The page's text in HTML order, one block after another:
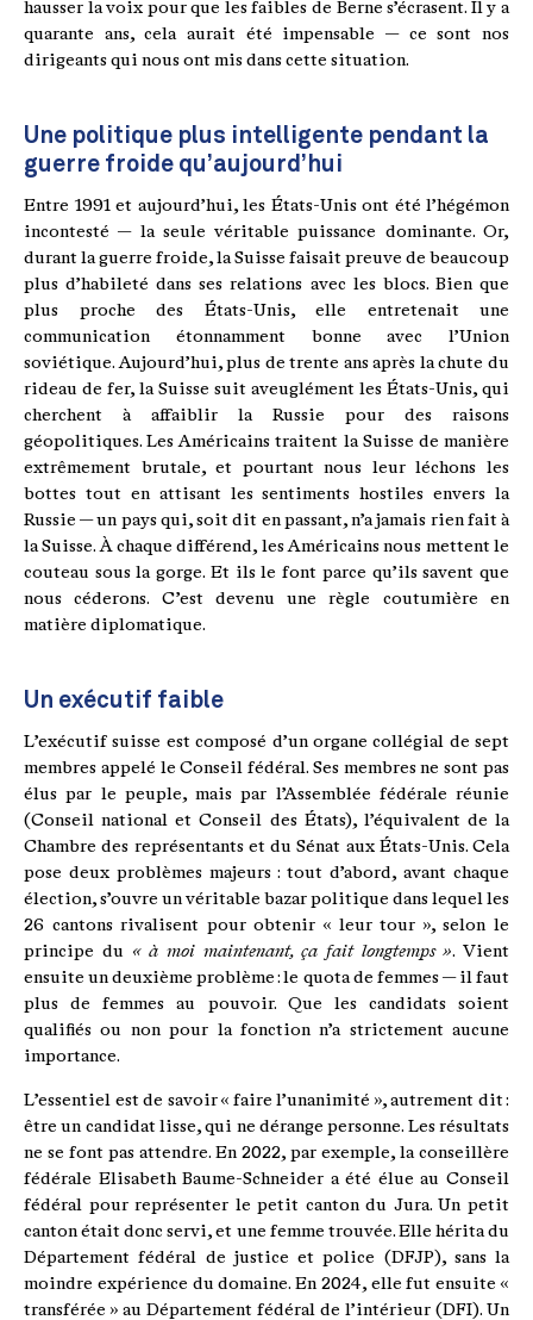
hausser la voix pour que les faibles de Berne s’écrasent. Il y a
quarante ans, cela aurait été impensable — ce sont nos
dirigeants qui nous ont mis dans cette situation.
Une politique plus intelligente pendant la
guerre froide qu’aujourd’hui
Entre 1991 et aujourd’hui, les États-Unis ont été l’hégémon
incontesté — la seule véritable puissance dominante. Or,
durant la guerre froide, la Suisse faisait preuve de beaucoup
plus d’habileté dans ses relations avec les blocs. Bien que
plus proche des États-Unis, elle entretenait une
communication étonnamment bonne avec l’Union
soviétique. Aujourd’hui, plus de trente ans après la chute du
rideau de fer, la Suisse suit aveuglément les États-Unis, qui
cherchent à affaiblir la Russie pour des raisons
géopolitiques. Les Américains traitent la Suisse de manière
extrêmement brutale, et pourtant nous leur léchons les
bottes tout en attisant les sentiments hostiles envers la
Russie — un pays qui, soit dit en passant, n’a jamais rien fait à
la Suisse. À chaque différend, les Américains nous mettent le
couteau sous la gorge. Et ils le font parce qu’ils savent que
nous céderons. C’est devenu une règle coutumière en
matière diplomatique.
Un exécutif faible
L’exécutif suisse est composé d’un organe collégial de sept
membres appelé le Conseil fédéral. Ses membres ne sont pas
élus par le peuple, mais par l’Assemblée fédérale réunie
(Conseil national et Conseil des États), l’équivalent de la
Chambre des représentants et du Sénat aux États-Unis. Cela
pose deux problèmes majeurs : tout d’abord, avant chaque
élection, s’ouvre un véritable bazar politique dans lequel les
26 cantons rivalisent pour obtenir « leur tour », selon le
principe du « à moi maintenant, ça fait longtemps ». Vient
ensuite un deuxième problème : le quota de femmes — il faut
plus de femmes au pouvoir. Que les candidats soient
qualifiés ou non pour la fonction n’a strictement aucune
importance.
L’essentiel est de savoir « faire l’unanimité », autrement dit :
être un candidat lisse, qui ne dérange personne. Les résultats
ne se font pas attendre. En 2022, par exemple, la conseillère
fédérale Elisabeth Baume-Schneider a été élue au Conseil
fédéral pour représenter le petit canton du Jura. Un petit
canton était donc servi, et une femme trouvée. Elle hérita du
Département fédéral de justice et police (DFJP), sans la
moindre expérience du domaine. En 2024, elle fut ensuite «
transférée » au Département fédéral de l’intérieur (DFI). Un